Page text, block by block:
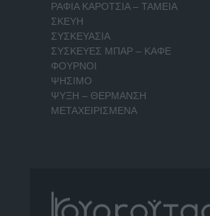
ΡΑΦΙΑ ΚΑΡΟΤΣΙΑ – ΤΑΜΕΙΑ
ΣΚΕΥΗ
ΣΥΣΚΕΥΑΣΙΑ
ΣΥΣΚΕΥΕΣ ΜΠΑΡ – ΚΑΦΕ
ΦΟΥΡΝΟΙ
ΨΗΣΙΜΟ
ΨΥΞΗ – ΘΕΡΜΑΝΣΗ
ΜΕΤΑΧΕΙΡΙΣΜΕΝΑ